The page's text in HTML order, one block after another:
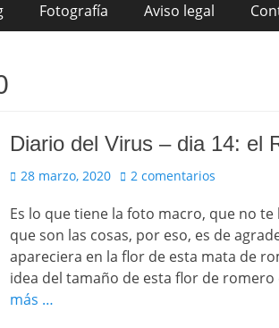
Fotografía Aviso legal
Diario del Virus – dia 14: el
Publicado
28 marzo, 2020 2 comentarios
Es lo que tiene la foto macro, que no
que son las cosas, por eso, es de
apareciera en la flor de esta mata de
idea del tamaño de esta flor de
más …